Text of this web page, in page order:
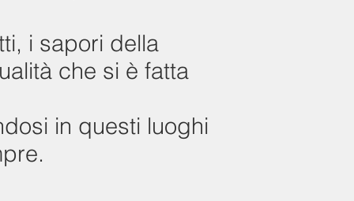
i sapori della
che si è fatta
in questi luoghi